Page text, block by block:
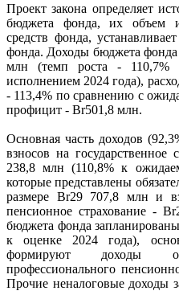
Проект закона определяет
бюджета фонда, их объем и
средств фонда,
фонда. Доходы бюджета
млн (темп роста -
исполнением 2024 года),
- 113,4% по сравнению с
профицит - Br501,8 млн.
Основная часть доходов
взносов на государственное
238,8 млн (110,8% к
которые представлены
размере Br29 707,8 млн и
пенсионное страхование -
бюджета фонда
к оценке 2024 года),
формируют доходы
профессионального
Прочие неналоговые доходы